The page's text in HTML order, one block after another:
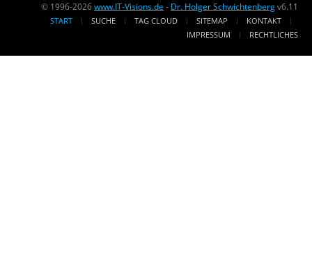
© 1996-2026www.IT-Visions.de - Dr. Holger Schwichtenbergv6.11
START SUCHE TAG CLOUD SITEMAP
KONTAKT
IMPRESSUM
RECHTLICHES